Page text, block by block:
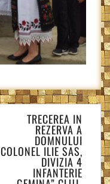
TRECEREA IN
REZERVA A
DOMNULUI
COLONEL ILIE SAS,
DIVIZIA 4
INFANTERIE